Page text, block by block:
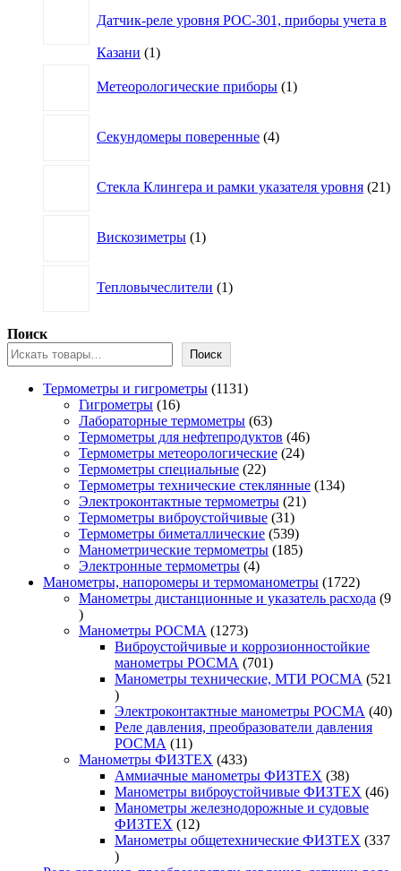
Датчик-реле уровня РОС-301, приборы учета в
Казани 11
Метеорологические приборы 1товар
Секундомеры поверенные 4товара
Стекла Клингера и рамки указателя уровня 21
Вискозиметры 1товар
Тепловычеслители 1товар
Поиск
Поиск
Термометры и гигрометры 11311131
Гигрометры 1616
товаров
Лабораторные термометры 6363
товара
Термометры для нефтепродуктов 4646
Термометры метеорологические 2424
Термометры специальные 2222
товара
Термометры технические стеклянные 134134
Электроконтактные термометры 2121
Термометры виброустойчивые 3131
товар
Термометры биметаллические 539539
товаров
Манометрические термометры 185185
Электронные термометры 44
товара
Манометры, напоромеры и термоманометры 17221722
товара
Манометры дистанционные и указатель расхода 9
9
товаров
Манометры РОСМА 12731273
товара
Виброустойчивые и коррозионностойкие
манометры РОСМА
701701
товар
Манометры технические, МТИ РОСМА
521
521
товар
Электроконтактные манометры РОСМА 4040
Реле давления, преобразователи давления
РОСМА
1111
товаров
Манометры ФИЗТЕХ 433433
товара
Аммиачные манометры ФИЗТЕХ 3838
товаров
Манометры виброустойчивые ФИЗТЕХ 4646
Манометры железнодорожные и судовые
ФИЗТЕХ
1212
товаров
Манометры общетехнические ФИЗТЕХ 337
337